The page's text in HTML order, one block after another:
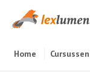
Home Cursussen